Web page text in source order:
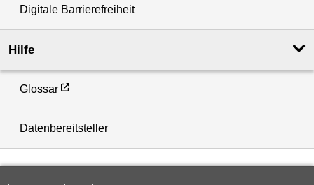
Digitale Barrierefreiheit
Hilfe
Glossar
Datenbereitsteller